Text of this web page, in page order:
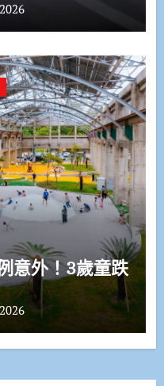
意外！3歲童跌